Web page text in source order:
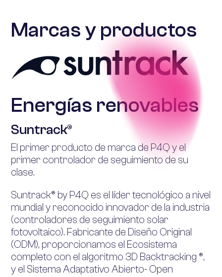
Marcas y productos
Energías renovables
Suntrack®
El primer producto de marca de P4Q y el
primer controlador de seguimiento de su
clase.
Suntrack® by P4Q es el líder tecnológico a nivel
mundial y reconocido innovador de la industria
(controladores de seguimiento solar
fotovoltaico). Fabricante de Diseño Original
(ODM), proporcionamos el Ecosistema
completo con el algoritmo 3D Backtracking ®,
y el Sistema Adaptativo Abierto- Open